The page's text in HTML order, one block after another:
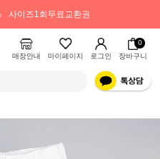
사이즈1회무료교환권
매장안내 마이페이지 로그인
0
장바구니